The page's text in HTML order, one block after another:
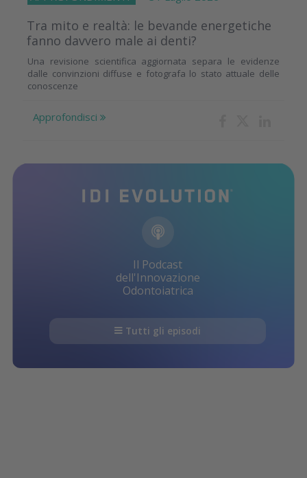
Tra mito e realtà: le bevande energetiche
fanno davvero male ai denti?
Una revisione scientifica aggiornata separa le evidenze
dalle convinzioni diffuse e fotografa lo stato attuale delle
conoscenze
Approfondisci
Il Podcast
dell'Innovazione
Odontoiatrica
Tutti gli episodi